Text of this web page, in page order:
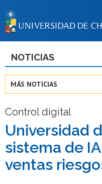
NOTICIAS
MÁS NOTICIAS
Control digital
Universidad
sistema de
ventas